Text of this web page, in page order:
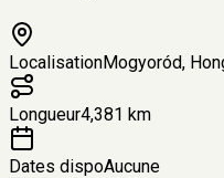
LocalisationMogyoród,
Longueur4,381 km
Dates dispoAucune